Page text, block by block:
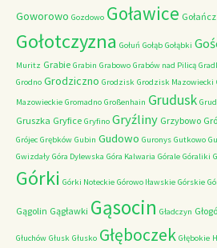
Goworowo Gozdowo Goławice Gołańcz
Gołotczyzna Gołuń Gołąb Gołąbki
Muritz Grabie Grabin Grabowo Grabów nad Pilicą
Grodno Grodziczno Grodzisk Grodzisk Mazowiecki
Mazowieckie Gromadno Großenhain Grudusk
Gruszka Gryfice Gryfino Gryźliny Grzybowo
Grójec Grębków Gubin Gudowo Guronys Gutkowo
Gwizdały Góra Dylewska Góra Kalwaria Górale Góraliki
Górki Górki Noteckie Górowo Iławskie Górskie
Gągolin Gągławki Gąsocin Gładczyn
Głuchów Głusk Głusko Głęboczek Głębokie